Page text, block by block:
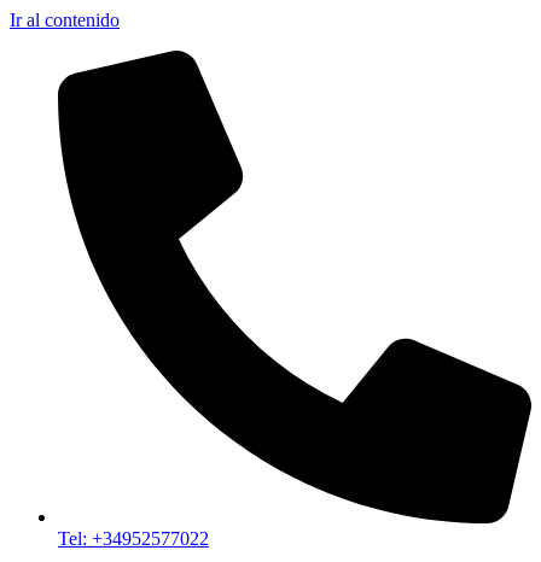
Ir al contenido
Tel: +34952577022